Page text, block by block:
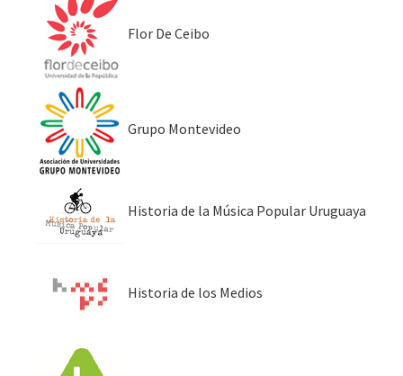
Flor De Ceibo
Grupo Montevideo
Historia de la Música Popular Uruguaya
Historia de los Medios